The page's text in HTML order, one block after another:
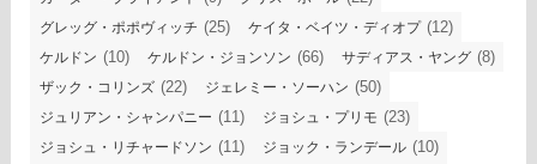
グレッグ・ポポヴィッチ (25) ケイタ・ベイツ・ディオプ(12)
ケルドン (10) ケルドン・ジョンソン (66) サディアス・ヤング (8)
ザック・コリンズ (22) ジェレミー・ソーハン (50)
ジュリアン・シャンパニー (11) ジョシュ・プリモ (23)
ジョシュ・リチャードソン (11) ジョック・ランデール (10)